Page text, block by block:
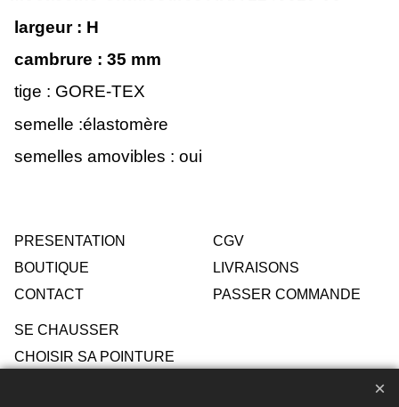
largeur : H
cambrure : 35 mm
tige : GORE-TEX
semelle :élastomère
semelles amovibles : oui
PRESENTATION
BOUTIQUE
CONTACT
CGV
LIVRAISONS
PASSER COMMANDE
SE CHAUSSER
CHOISIR SA POINTURE